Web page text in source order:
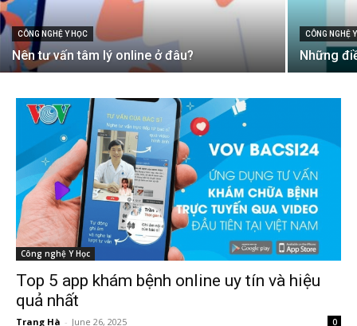
CÔNG NGHỆ Y HỌC
Nên tư vấn tâm lý online ở đâu?
CÔNG NGHỆ
Những
Công nghệ Y Học
Top 5 app khám bệnh online uy tín và hiệu
quả nhất
Trang Hà - June 26, 2025 0